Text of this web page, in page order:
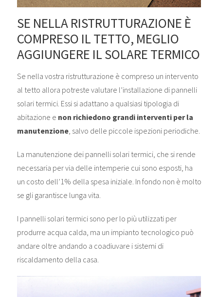
SE NELLA RISTRUTTURAZIONE È
COMPRESO IL TETTO, MEGLIO
AGGIUNGERE IL SOLARE TERMICO
Se nella vostra ristrutturazione è compreso un intervento
al tetto allora potreste valutare l’installazione di pannelli
solari termici. Essi si adattano a qualsiasi tipologia di
abitazione e non richiedono grandi interventi per la
manutenzione, salvo delle piccole ispezioni periodiche.
La manutenzione dei pannelli solari termici, che si rende
necessaria per via delle intemperie cui sono esposti, ha
un costo dell’1% della spesa iniziale. In fondo non è molto
se gli garantisce lunga vita.
I pannelli solari termici sono per lo più utilizzati per
produrre acqua calda, ma un impianto tecnologico può
andare oltre andando a coadiuvare i sistemi di
riscaldamento della casa.